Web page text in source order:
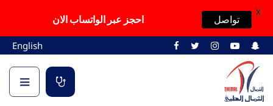
English
احجز عبر الواتساب الان تواصل
X